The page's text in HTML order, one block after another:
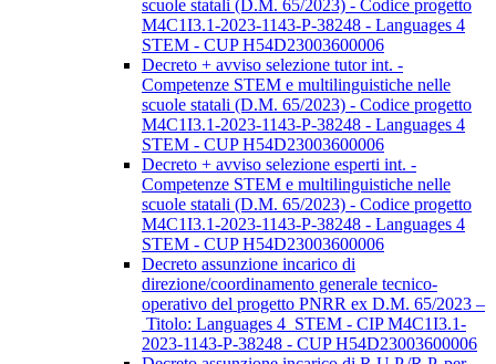
scuole statali (D.M. 65/2023) - Codice progetto
M4C1I3.1-2023-1143-P-38248 - Languages 4
STEM - CUP H54D23003600006
Decreto + avviso selezione tutor int. -
Competenze STEM e multilinguistiche nelle
scuole statali (D.M. 65/2023) - Codice progetto
M4C1I3.1-2023-1143-P-38248 - Languages 4
STEM - CUP H54D23003600006
Decreto + avviso selezione esperti int. -
Competenze STEM e multilinguistiche nelle
scuole statali (D.M. 65/2023) - Codice progetto
M4C1I3.1-2023-1143-P-38248 - Languages 4
STEM - CUP H54D23003600006
Decreto assunzione incarico di
direzione/coordinamento generale tecnico-
operativo del progetto PNRR ex D.M. 65/2023 –
Titolo: Languages 4 STEM - CIP M4C1I3.1-
2023-1143-P-38248 - CUP H54D23003600006